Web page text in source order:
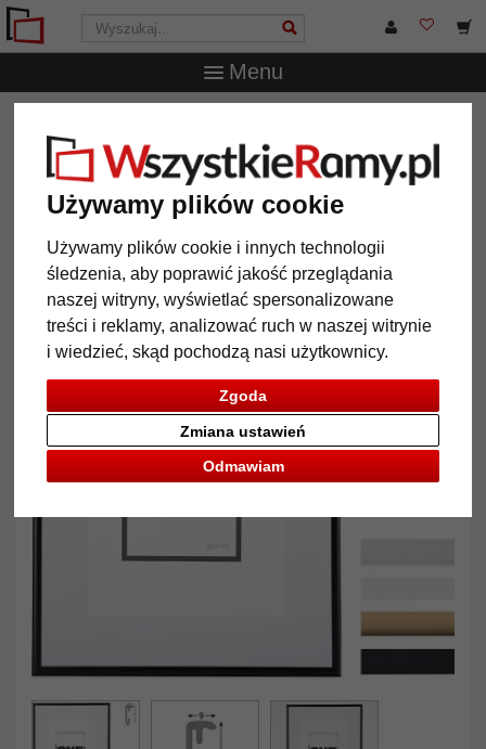
Używamy plików cookie
Używamy plików cookie i innych technologii
śledzenia, aby poprawić jakość przeglądania
naszej witryny, wyświetlać spersonalizowane
treści i reklamy, analizować ruch w naszej witrynie
i wiedzieć, skąd pochodzą nasi użytkownicy.
Zgoda
Odmawiam
Zmiana ustawień
Menu
rama Amelia z passe-partout
Aluminiowa rama Amelia z passe-
partout
Powrót